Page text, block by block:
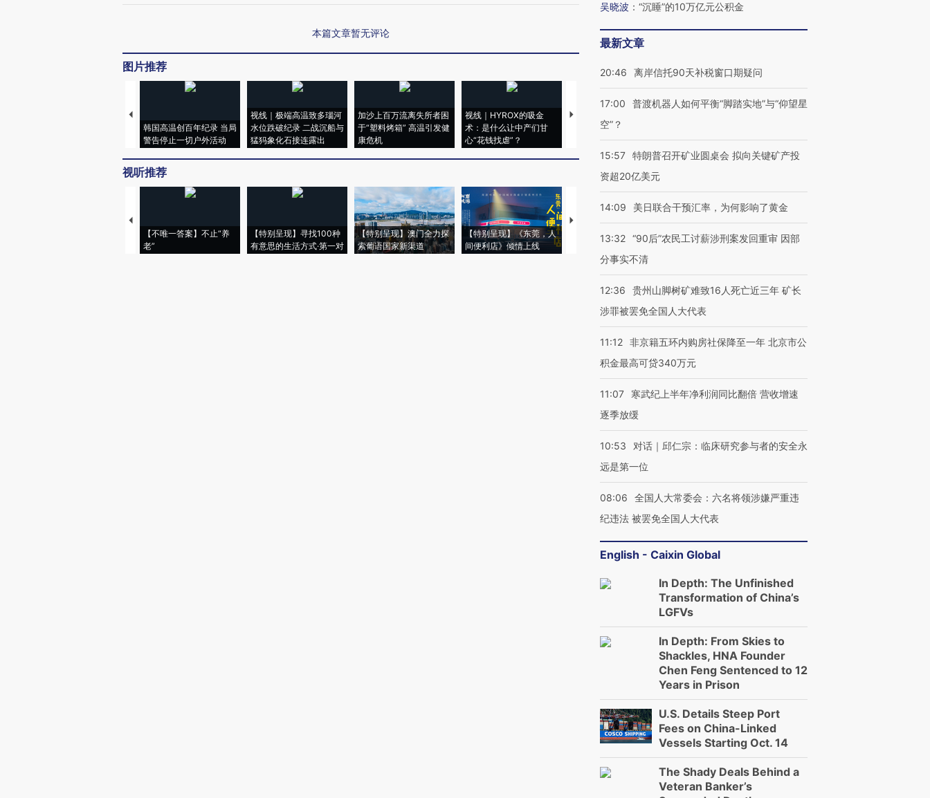
本篇文章暂无评论
图片推荐
韩国高温创百年纪录 当局
警告停止一切户外活动
视线｜极端高温致多瑙河
水位跌破纪录 二战沉船与
猛犸象化石接连露出
加沙上百万流离失所者困
于“塑料烤箱” 高温引发健
康危机
视线｜HYROX的吸金
术：是什么让中产们甘
心“花钱找虐”？
马航飞行员跨国走私7万
粒摇头丸 尿检体内含3种
育部长拱下台
飞地休达
视听推荐
【不唯一答案】不止“养
老”
【特别呈现】寻找100种
有意思的生活方式·第一对
【特别呈现】澳门全力探
索葡语国家新渠道
【特别呈现】《东莞，人
间便利店》倾情上线
【推广】走进第四届链博
会，让数智科技“链”接产
【特别呈现】寻找100种
有意思的生活方式·第三对
【商旅对话】华住集团
CFO：不靠规模取胜，华
住三大增长引擎是什么？
吴晓波 ： “沉睡”的10万亿元公积金
最新文章
20:46 离岸信托90天补税窗口期疑问
17:00
普渡机器人如何平衡“脚踏实地”与“仰望星
空”？
15:57 特朗普召开矿业圆桌会 拟向关键矿产投
资超20亿美元
14:09 美日联合干预汇率，为何影响了黄金
13:32 “90后”农民工讨薪涉刑案发回重审 因部
分事实不清
12:36
贵州山脚树矿难致16人死亡近三年 矿长
涉罪被罢免全国人大代表
11:12 非京籍五环内购房社保降至一年 北京市公
积金最高可贷340万元
11:07
寒武纪上半年净利润同比翻倍 营收增速
逐季放缓
10:53
对话｜邱仁宗：临床研究参与者的安全永
远是第一位
08:06
全国人大常委会：六名将领涉嫌严重违
纪违法 被罢免全国人大代表
English - Caixin Global
In Depth: The Unfinished
Transformation of China’s
LGFVs
In Depth: From Skies to
Shackles, HNA Founder
Chen Feng Sentenced to 12
Years in Prison
U.S. Details Steep Port
Fees on China-Linked
Vessels Starting Oct. 14
The Shady Deals Behind a
Veteran Banker’s